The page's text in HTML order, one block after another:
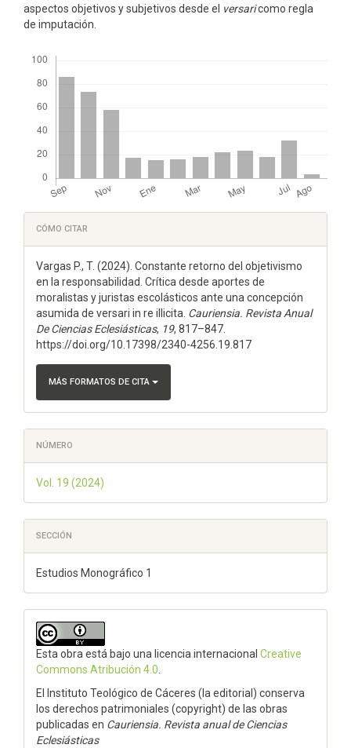
aspectos objetivos y subjetivos desde el versaricomo regla
de imputación.
Detalles
del
artículo
CÓMO CITAR
Vargas P., T. (2024). Constante retorno del objetivismo
en la responsabilidad. Crítica desde aportes de
moralistas y juristas escolásticos ante una concepción
asumida de versari in re illicita. Cauriensia. Revista Anual
De Ciencias Eclesiásticas, 19, 817–847.
https://doi.org/10.17398/2340-4256.19.817
MÁS FORMATOS DE CITA
NÚMERO
Vol. 19 (2024)
SECCIÓN
Estudios Monográfico 1
Esta obra está bajo una licencia internacional Creative
Commons Atribución 4.0
El Instituto Teológico de Cáceres (la editorial) conserva
los derechos patrimoniales (copyright) de las obras
publicadas en Cauriensia. Revista anual de Ciencias
Eclesiásticas